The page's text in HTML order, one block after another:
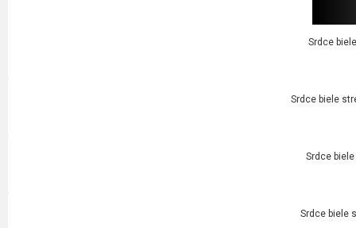
Srdce
Srdce biele
Srdce
Srdce biele